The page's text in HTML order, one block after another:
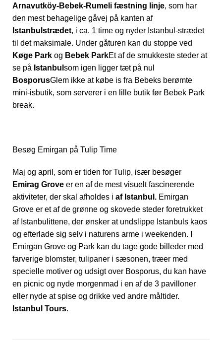
Arnavutköy-Bebek-Rumeli fæstning linje, som har
den mest behagelige gåvej på kanten af
Istanbulstrædet, i ca. 1 time og nyder Istanbul-strædet
til det maksimale. Under gåturen kan du stoppe ved
Køge Park og Bebek ParkEt af de smukkeste steder at
se på Istanbul som igen ligger tæt på nul
BosporusGlem ikke at købe is fra Bebeks berømte
mini-isbutik, som serverer i en lille butik før Bebek Park
break.
Besøg Emirgan på Tulip Time
Maj og april, som er tiden for Tulip, især besøger
Emirag Grove er en af de mest visuelt fascinerende
aktiviteter, der skal afholdes i af Istanbul. Emirgan
Grove er et af de grønne og skovede steder foretrukket
af Istanbulittene, der ønsker at undslippe Istanbuls kaos
og efterlade sig selv i naturens arme i weekenden. I
Emirgan Grove og Park kan du tage gode billeder med
farverige blomster, tulipaner i sæsonen, træer med
specielle motiver og udsigt over Bosporus, du kan have
en picnic og nyde morgenmad i en af de 3 pavilloner
eller nyde at spise og drikke ved andre måltider.
Istanbul Tours.